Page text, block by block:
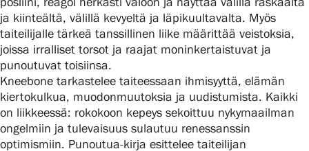
Gösta Serlachiuksen taidesäätiö
Yhteystiedot
Ravintola Gösta
Serlachius Taidesauna
ja kiinteältä, välillä kevyeltä ja läpikuultavalta. Myös
taiteilijalle tärkeä tanssillinen liike määrittää veistoksia,
joissa irralliset torsot ja raajat moninkertaistuvat ja
punoutuvat toisiinsa.
Kneebone tarkastelee taiteessaan ihmisyyttä, elämän
kierto­kulkua, muodonmuutoksia ja uudistumista. Kaikki
on liikkeessä: rokokoon kepeys sekoittuu nykymaailman
ongelmiin ja tulevaisuus sulautuu renessanssin
optimismiin. Punoutua-kirja esittelee taiteilijan